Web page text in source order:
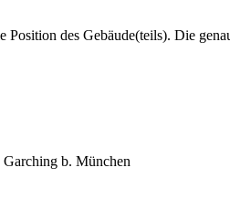
Position des Gebäude(teils). Die
Garching b. München